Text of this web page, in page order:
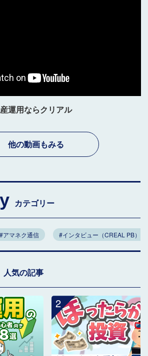
運用ならクリアル
他の動画もみる
カテゴリー
#アマネク通信 #インタビュー（CREAL PB）
人気の記事
2